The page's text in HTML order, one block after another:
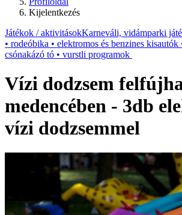
Kijelentkezés
Játékok / aktivitásokKarneváli, vidámparki
• rodeóbika • elektromos és benzines kisautók
csónakázó tó • vurstli programok
Vízi dodzsem
medencében - 3db
vízi dodzsemmel